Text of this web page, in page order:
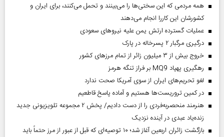
همه مردمی که این سختی‌ها را می‌بینند و تحمل می‌کنند، برای ایران و
کشورشان این کاررا انجام می‌دهند
عملیات گسترده ارتش یمن علیه نیروهای سعودی
درگیری مرگبار ۲ پسرخاله در پارک
خروج بیش از ۳ میلیون زائر از تمام مرز‌های کشور
رهگیری پهپاد MQ9 بر فراز تنگه هرمز
لغو تحریم‌های ایران از سوی آمریکا صحت ندارد
در کمین تروریست‌ها هستیم و آماده پاسخ قاطعیم
هنرمند منحصر‌به‌فردی را از دست دادیم/ پخش ۲ مجموعه تلویزیونی جدید
زنده‌یاد عبدی در آینده نزدیک
بازگشت زائران اربعین آغاز شد؛ ۱۰ توصیه‌ای که قبل از عبور از مرز حتماً باید